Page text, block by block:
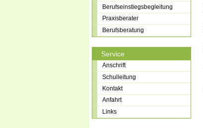
Berufseinstiegsbegleitung
Praxisberater
Berufsberatung
Service
Anschrift
Schulleitung
Kontakt
Anfahrt
Links